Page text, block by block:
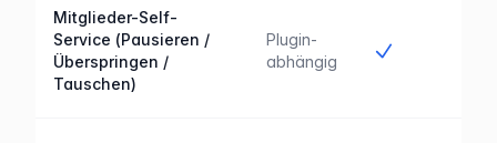
Mitglieder-Self-
Service (Pausieren /
Überspringen /
Tauschen)
Plugin-
abhängig